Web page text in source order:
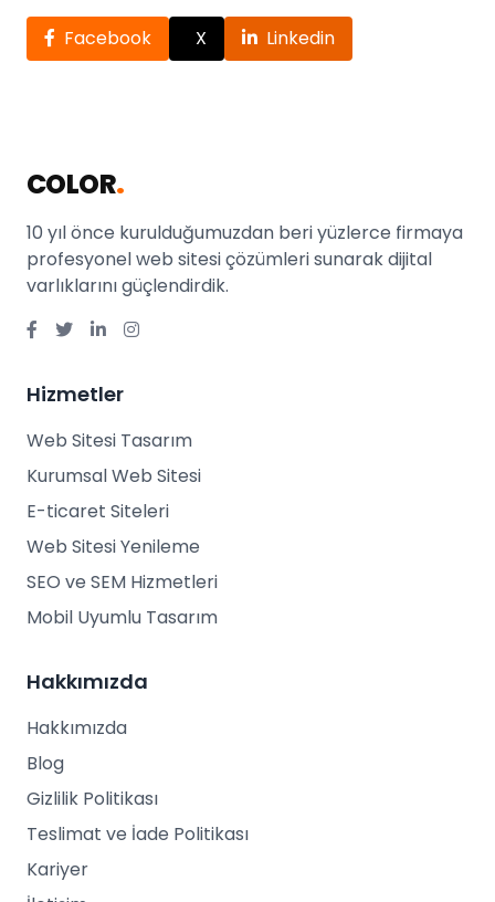
Facebook X Linkedin
COLOR.
10 yıl önce kurulduğumuzdan beri yüzlerce firmaya
profesyonel web sitesi çözümleri sunarak dijital
varlıklarını güçlendirdik.
Hizmetler
Web Sitesi Tasarım
Kurumsal Web Sitesi
E-ticaret Siteleri
Web Sitesi Yenileme
SEO ve SEM Hizmetleri
Mobil Uyumlu Tasarım
Hakkımızda
Hakkımızda
Blog
Gizlilik Politikası
Teslimat ve İade Politikası
Kariyer